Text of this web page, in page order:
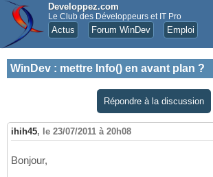
Developpez.com
Le Club des Développeurs et IT Pro
Actus Forum WinDev Emploi
WinDev : mettre Info() en avant plan ?
Répondre à la discussion
ihih45, le 23/07/2011 à 20h08
Bonjour,